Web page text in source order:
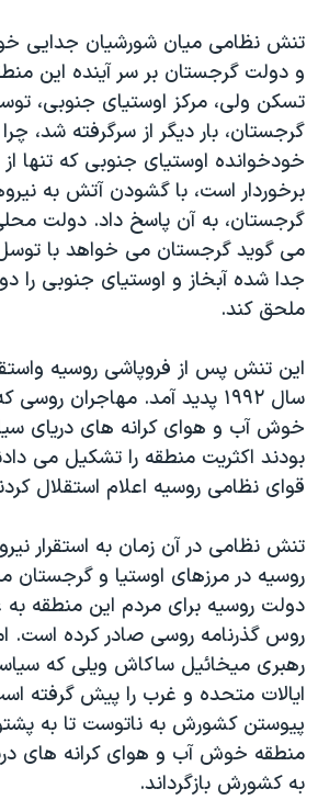
دادگاه حمید نوری
چهل سال گروگان‌گیری
قانون شفافیت دارائی کادر رهبری ایران
اعتراضات مردمی آبان ۹۸
اسرائیل در جنگ
نرگس محمدی برنده جایزه نوبل صلح
همایش محافظه‌کاران آمریکا «سی‌پک»
سفر پرزیدنت ترامپ به چین
تنش نظامی میان شورشیان جدایی
و دولت گرجستان بر سر آینده این
تسکن ولی، مرکز اوستیای جنوبی،
گرجستان، بار دیگر از سرگرفته شد،
خودخوانده اوستیای جنوبی که تنها
برخوردار است، با گشودن آتش به
گرجستان، به آن پاسخ داد. دولت
می گوید گرجستان می خواهد با
جدا شده آبخاز و اوستیای جنوبی را
ملحق کند.
این تنش پس از فروپاشی روسیه
سال ۱۹۹۲ پدید آمد. مهاجران
خوش آب و هوای کرانه های دریای
بودند اکثریت منطقه را تشکیل می
قوای نظامی روسیه اعلام استقلال
تنش نظامی در آن زمان به استقرار
روسیه در مرزهای اوستیا و گرجستان
دولت روسیه برای مردم این منطقه به
روس گذرنامه روسی صادر کرده است.
رهبری میخائیل ساکاش ویلی که
ایالات متحده و غرب را پیش گرفته
پیوستن کشورش به ناتوست تا به
منطقه خوش آب و هوای کرانه های
به کشورش بازگرداند.